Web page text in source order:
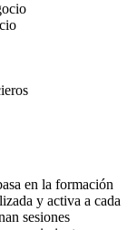
en la formación
y activa a cada
sesiones